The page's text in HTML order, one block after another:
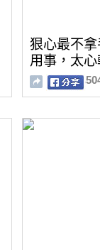
狠心最不
用事，太心